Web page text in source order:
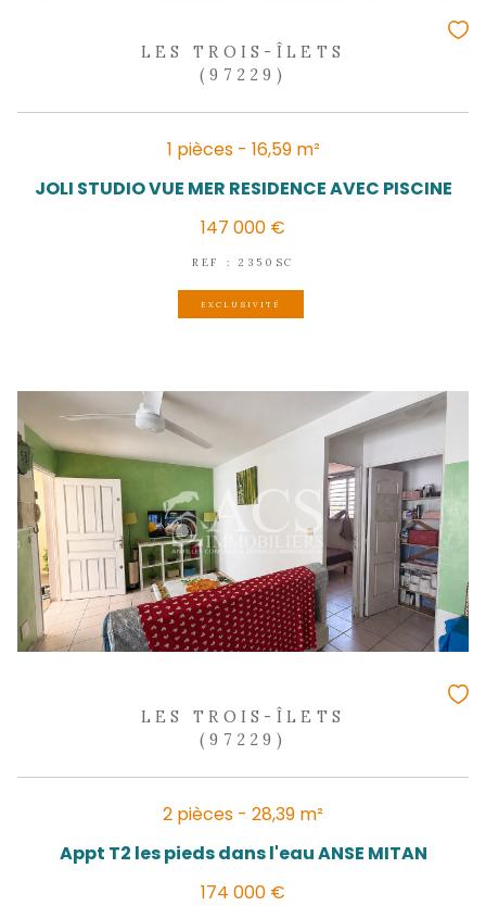
EXCLUSIVITÉ
LES TROIS-ÎLETS
(97229)
JOLI STUDIO VUE MER RESIDENCE AVEC
147 000 €
EXCLUSIVITÉ